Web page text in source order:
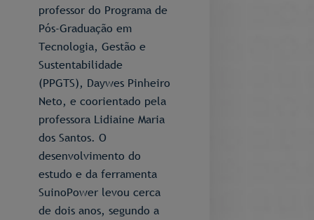
professor do Programa de
Pós-Graduação em
Tecnologia, Gestão e
Sustentabilidade
(PPGTS), Daywes Pinheiro
Neto, e coorientado pela
professora Lidiaine Maria
dos Santos. O
desenvolvimento do
estudo e da ferramenta
SuinoPower levou cerca
de dois anos, segundo a